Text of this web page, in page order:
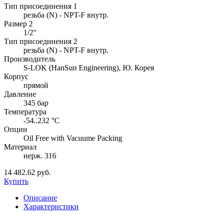
Тип присоединения 1
резьба (N) - NPT-F внутр.
Размер 2
1/2"
Тип присоединения 2
резьба (N) - NPT-F внутр.
Производитель
S-LOK (HanSun Engineering), Ю. Корея
Корпус
прямой
Давление
345 бар
Температура
-54..232 °C
Опции
Oil Free with Vacuume Packing
Материал
нерж. 316
14 482.62 руб.
Купить
Описание
Характеристики